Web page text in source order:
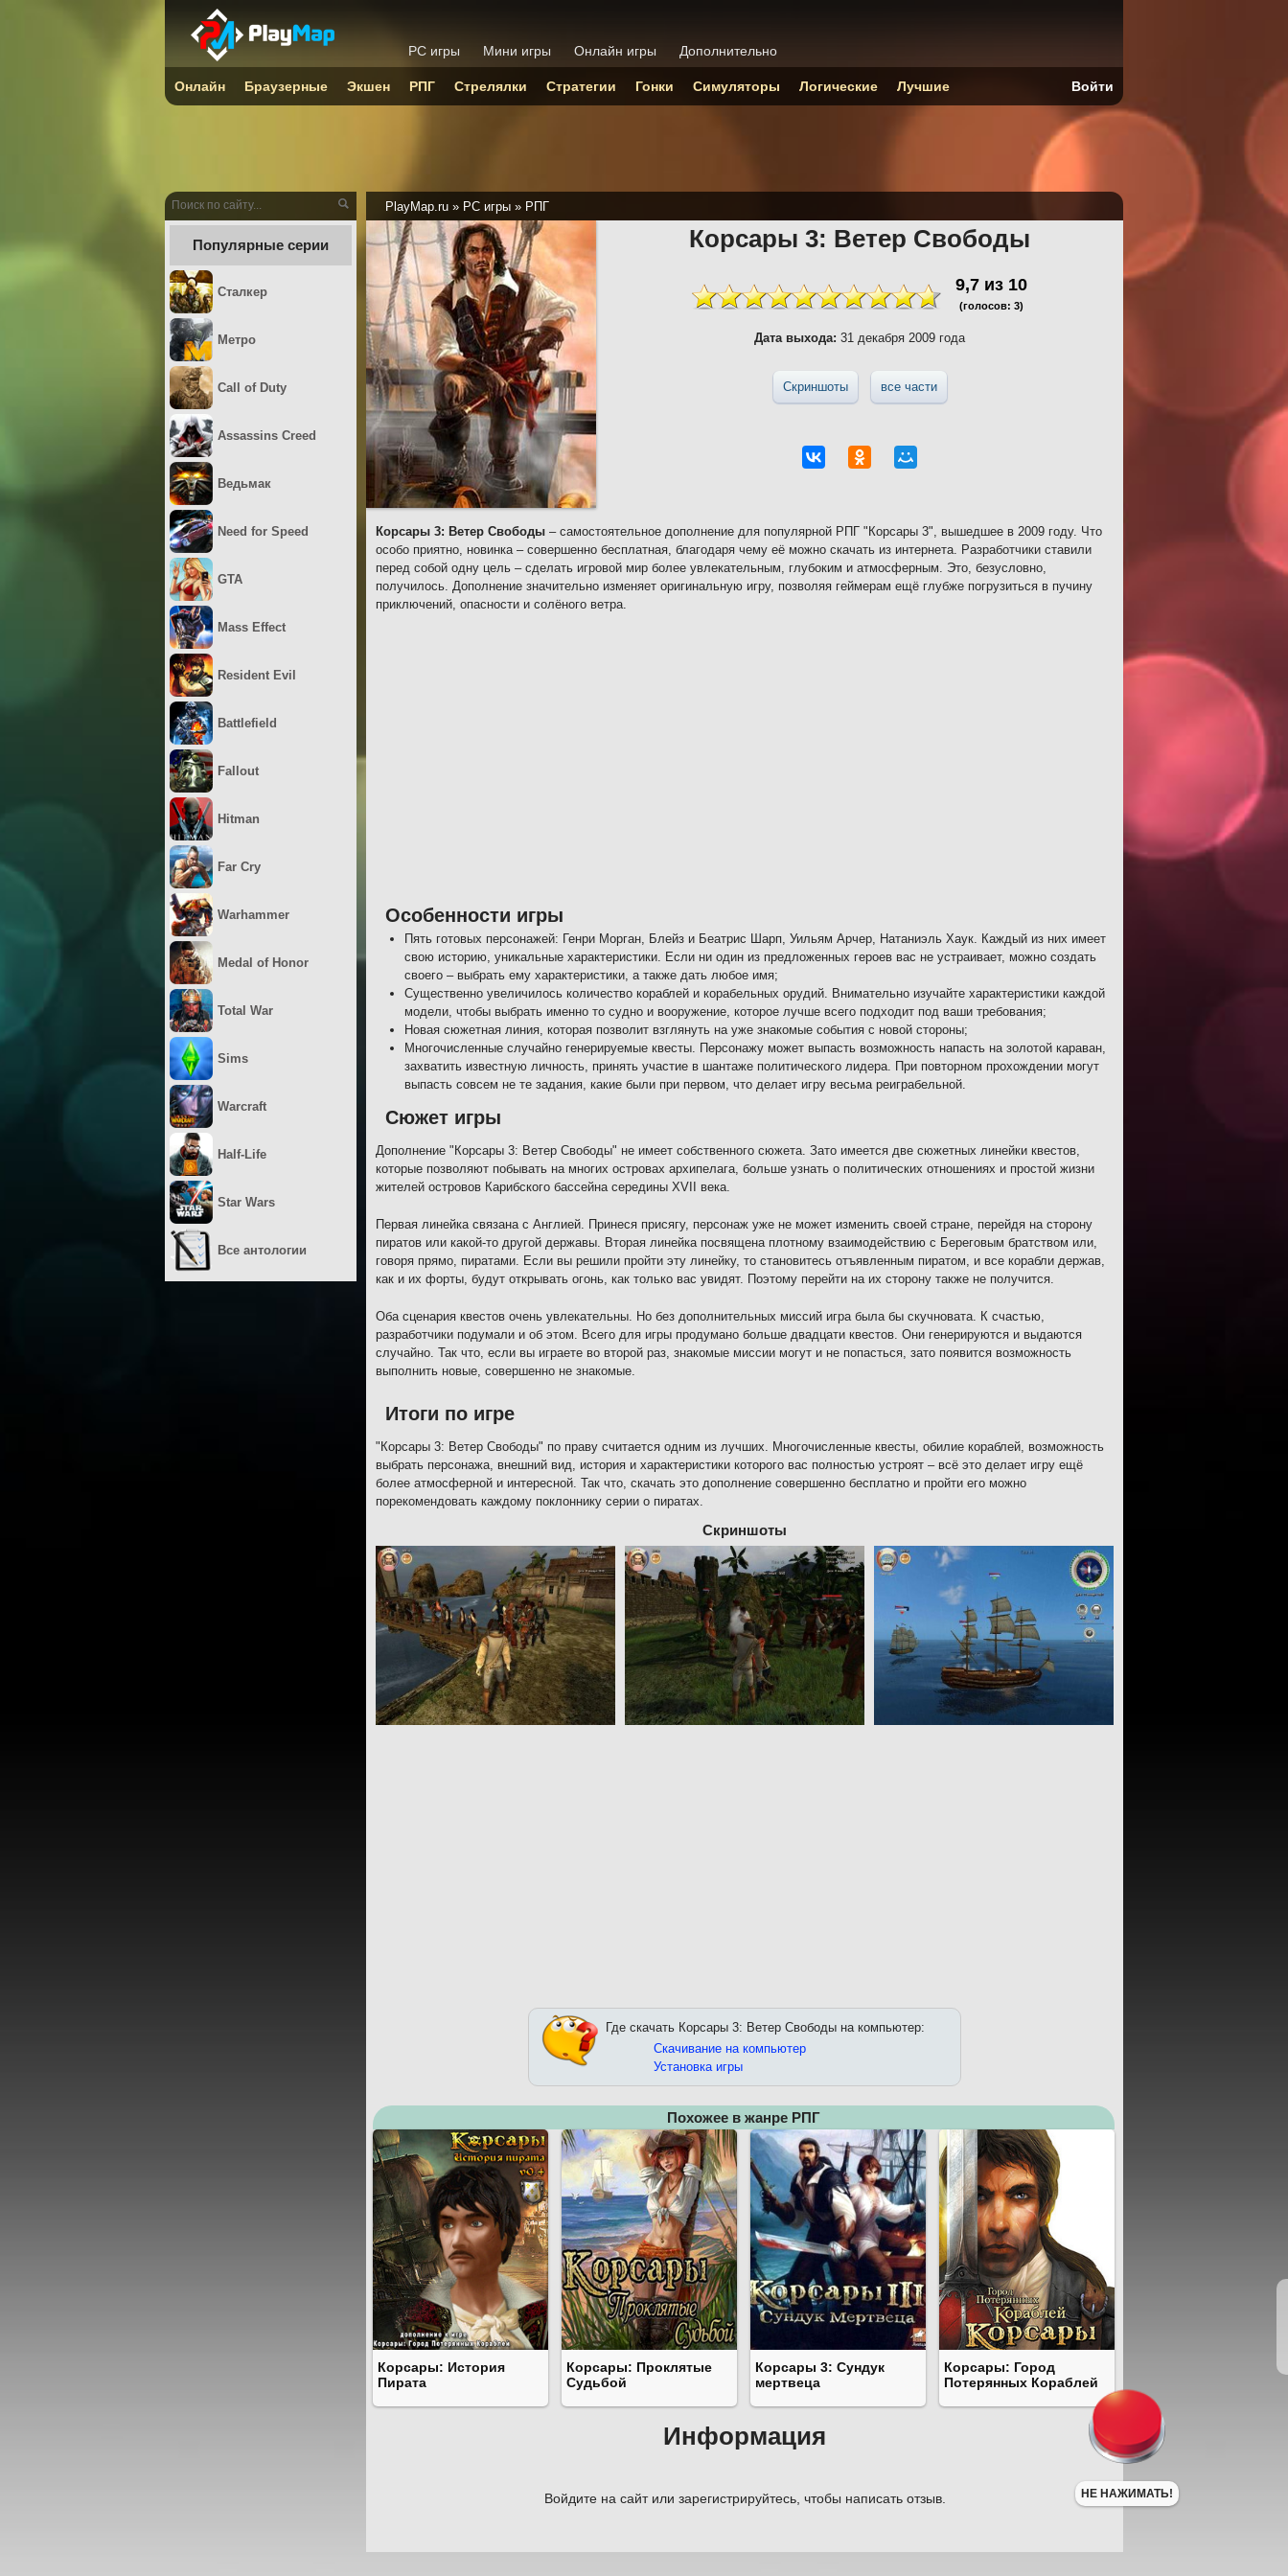
PlayMap.ru » PC игры » РПГ
Корсары 3: Ветер Свободы
9,7 из 10
(голосов: 3)
Дата выхода: 31 декабря 2009 года
Скриншоты все части
Корсары 3: Ветер Свободы – самостоятельное дополнение для популярной РПГ "Корсары 3", вышедшее в 2009 году. Что
особо приятно, новинка – совершенно бесплатная, благодаря чему её можно скачать из интернета. Разработчики ставили
перед собой одну цель – сделать игровой мир более увлекательным, глубоким и атмосферным. Это, безусловно,
получилось. Дополнение значительно изменяет оригинальную игру, позволяя геймерам ещё глубже погрузиться в пучину
приключений, опасности и солёного ветра.
Особенности игры
Пять готовых персонажей: Генри Морган, Блейз и Беатрис Шарп, Уильям Арчер, Натаниэль Хаук. Каждый из них имеет
свою историю, уникальные характеристики. Если ни один из предложенных героев вас не устраивает, можно создать
своего – выбрать ему характеристики, а также дать любое имя;
Существенно увеличилось количество кораблей и корабельных орудий. Внимательно изучайте характеристики каждой
модели, чтобы выбрать именно то судно и вооружение, которое лучше всего подходит под ваши требования;
Новая сюжетная линия, которая позволит взглянуть на уже знакомые события с новой стороны;
Многочисленные случайно генерируемые квесты. Персонажу может выпасть возможность напасть на золотой караван,
захватить известную личность, принять участие в шантаже политического лидера. При повторном прохождении могут
выпасть совсем не те задания, какие были при первом, что делает игру весьма реиграбельной.
Сюжет игры
Дополнение "Корсары 3: Ветер Свободы" не имеет собственного сюжета. Зато имеется две сюжетных линейки квестов,
которые позволяют побывать на многих островах архипелага, больше узнать о политических отношениях и простой жизни
жителей островов Карибского бассейна середины XVII века.
Первая линейка связана с Англией. Принеся присягу, персонаж уже не может изменить своей стране, перейдя на сторону
пиратов или какой-то другой державы. Вторая линейка посвящена плотному взаимодействию с Береговым братством или,
говоря прямо, пиратами. Если вы решили пройти эту линейку, то становитесь отъявленным пиратом, и все корабли держав,
как и их форты, будут открывать огонь, как только вас увидят. Поэтому перейти на их сторону также не получится.
Оба сценария квестов очень увлекательны. Но без дополнительных миссий игра была бы скучновата. К счастью,
разработчики подумали и об этом. Всего для игры продумано больше двадцати квестов. Они генерируются и выдаются
случайно. Так что, если вы играете во второй раз, знакомые миссии могут и не попасться, зато появится возможность
выполнить новые, совершенно не знакомые.
Итоги по игре
"Корсары 3: Ветер Свободы" по праву считается одним из лучших. Многочисленные квесты, обилие кораблей, возможность
выбрать персонажа, внешний вид, история и характеристики которого вас полностью устроят – всё это делает игру ещё
более атмосферной и интересной. Так что, скачать это дополнение совершенно бесплатно и пройти его можно
порекомендовать каждому поклоннику серии о пиратах.
Скриншоты
Где скачать Корсары 3: Ветер Свободы на компьютер:
Скачивание на компьютер
Установка игры
Похожее в жанре РПГ
Корсары: История
Пирата
Корсары: Проклятые
Судьбой
Корсары 3: Сундук
мертвеца
Корсары: Город
Потерянных Кораблей
Информация
Войдите на сайт или зарегистрируйтесь, чтобы написать отзыв.
Популярные серии
Сталкер
Метро
Call of Duty
Assassins Creed
Ведьмак
Need for Speed
GTA
Mass Effect
Resident Evil
Battlefield
Fallout
Hitman
Far Cry
Warhammer
Medal of Honor
Total War
Sims
Warcraft
Half-Life
Star Wars
Все антологии
PC игры Мини игры Онлайн игры Дополнительно
Онлайн Браузерные Экшен РПГ Стрелялки Стратегии Гонки Симуляторы Логические Лучшие Войти
НЕ НАЖИМАТЬ!